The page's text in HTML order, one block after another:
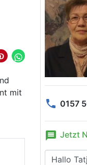
mit
phone 0157
message Jetzt